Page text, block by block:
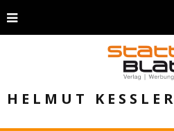
HELMUT KESSLER